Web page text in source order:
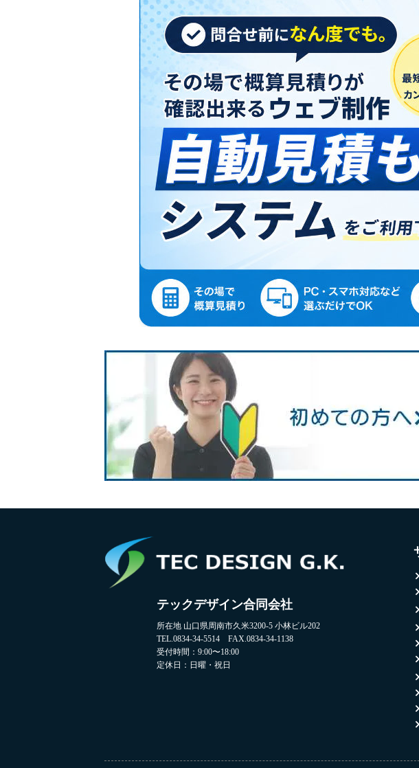
テックデザイン合同会社
所在地 山口県周南市久米3200-5 小林ビル202
TEL.0834-34-5514 FAX.0834-34-1138
受付時間：9:00〜18:00
定休日：日曜・祝日